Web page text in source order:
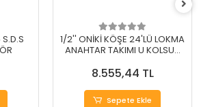
1/2'' ONİKİ KÖŞE 24'LÜ LOKMA
ANAHTAR TAKIMI U KOLSUZ
8.555,44 TL
Sepete Ekle